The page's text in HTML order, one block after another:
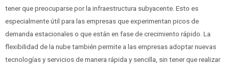
tener que preocuparse por la infraestructura subyacente. Esto es
especialmente útil para las empresas que experimentan picos de
demanda estacionales o que están en fase de crecimiento rápido. La
flexibilidad de la nube también permite a las empresas adoptar nuevas
tecnologías y servicios de manera rápida y sencilla, sin tener que realizar